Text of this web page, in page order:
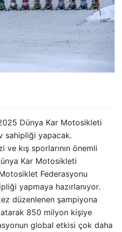
Dünya Kar Motosikleti
sahipliği yapacak.
ve kış sporlarının önemli
Kar Motosikleti
Federasyonu
yapmaya hazırlanıyor.
düzenlenen şampiyona
850 milyon kişiye
global etkisi çok daha